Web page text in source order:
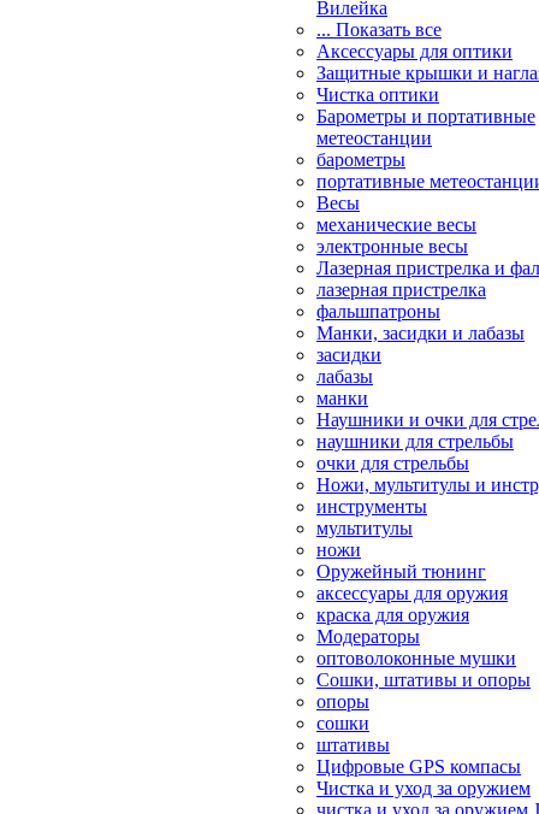
Вилейка
... Показать все
Аксессуары для оптики
Защитные крышки и
Чистка оптики
Барометры и портативные
метеостанции
барометры
портативные
Весы
механические весы
электронные весы
Лазерная пристрелка и
лазерная пристрелка
фальшпатроны
Манки, засидки и лабазы
засидки
лабазы
манки
Наушники и очки для
наушники для стрельбы
очки для стрельбы
Ножи, мультитулы и
инструменты
мультитулы
ножи
Оружейный тюнинг
аксессуары для оружия
краска для оружия
Модераторы
оптоволоконные мушки
Сошки, штативы и опоры
опоры
сошки
штативы
Цифровые GPS компасы
Чистка и уход за оружием
чистка и уход за оружием